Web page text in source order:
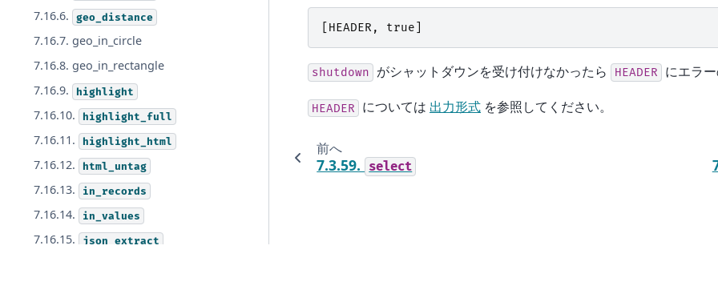
7.16.6. geo_distance
7.16.7. geo_in_circle
7.16.8. geo_in_rectangle
7.16.9.
highlight
7.16.10. highlight_full
7.16.11. highlight_html
7.16.12. html_untag
7.16.13. in_records
7.16.14. in_values
7.16.15. json_extract
HEADER , true
shutdown がシャットダウンを受け付けなかったら HEADER にエラ
HEADER については 出力形式 を参照してください。
前へ
7.3.59. select